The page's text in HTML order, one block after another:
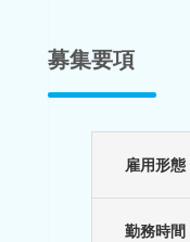
募集要項
雇用形態
勤務時間